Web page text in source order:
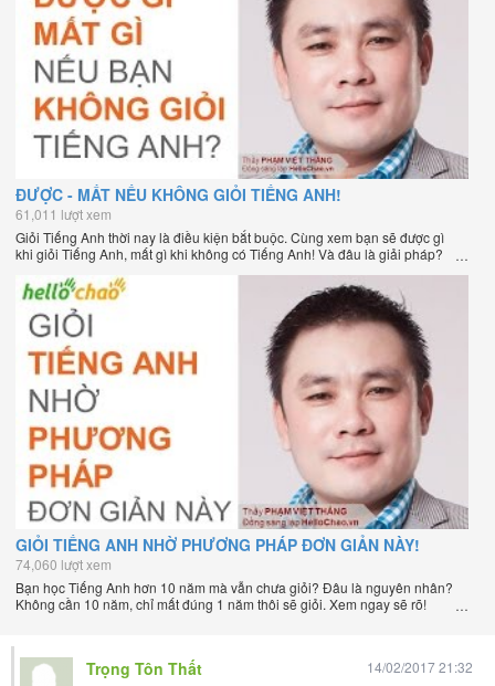
ĐƯỢC - MẤT NẾU KHÔNG GIỎI TIẾNG ANH!
61,011 lượt xem
Giỏi Tiếng Anh thời nay là điều kiện bắt buộc. Cùng xem bạn sẽ được gì
khi giỏi Tiếng Anh, mất gì khi không có Tiếng Anh! Và đâu là giải pháp?
GIỎI TIẾNG ANH NHỜ PHƯƠNG PHÁP ĐƠN GIẢN NÀY!
74,060 lượt xem
Bạn học Tiếng Anh hơn 10 năm mà vẫn chưa giỏi? Đâu là nguyên nhân?
Không cần 10 năm, chỉ mất đúng 1 năm thôi sẽ giỏi. Xem ngay sẽ rõ!
Trọng Tôn Thất 14/02/2017 21:32